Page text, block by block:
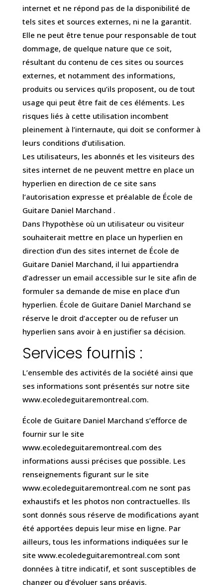
internet et ne répond pas de la disponibilité de
tels sites et sources externes, ni ne la garantit.
Elle ne peut être tenue pour responsable de tout
dommage, de quelque nature que ce soit,
résultant du contenu de ces sites ou sources
externes, et notamment des informations,
produits ou services qu’ils proposent, ou de tout
usage qui peut être fait de ces éléments. Les
risques liés à cette utilisation incombent
pleinement à l’internaute, qui doit se conformer à
leurs conditions d’utilisation.
Les utilisateurs, les abonnés et les visiteurs des
sites internet de ne peuvent mettre en place un
hyperlien en direction de ce site sans
l’autorisation expresse et préalable de École de
Guitare Daniel Marchand .
Dans l’hypothèse où un utilisateur ou visiteur
souhaiterait mettre en place un hyperlien en
direction d’un des sites internet de École de
Guitare Daniel Marchand, il lui appartiendra
d’adresser un email accessible sur le site afin de
formuler sa demande de mise en place d’un
hyperlien. École de Guitare Daniel Marchand se
réserve le droit d’accepter ou de refuser un
hyperlien sans avoir à en justifier sa décision.
Services fournis :
L’ensemble des activités de la société ainsi que
ses informations sont présentés sur notre site
www.ecoledeguitaremontreal.com.
École de Guitare Daniel Marchand s’efforce de
fournir sur le site
www.ecoledeguitaremontreal.com des
informations aussi précises que possible. Les
renseignements figurant sur le site
www.ecoledeguitaremontreal.com ne sont pas
exhaustifs et les photos non contractuelles. Ils
sont donnés sous réserve de modifications ayant
été apportées depuis leur mise en ligne. Par
ailleurs, tous les informations indiquées sur le
site www.ecoledeguitaremontreal.com sont
données à titre indicatif, et sont susceptibles de
changer ou d’évoluer sans préavis.